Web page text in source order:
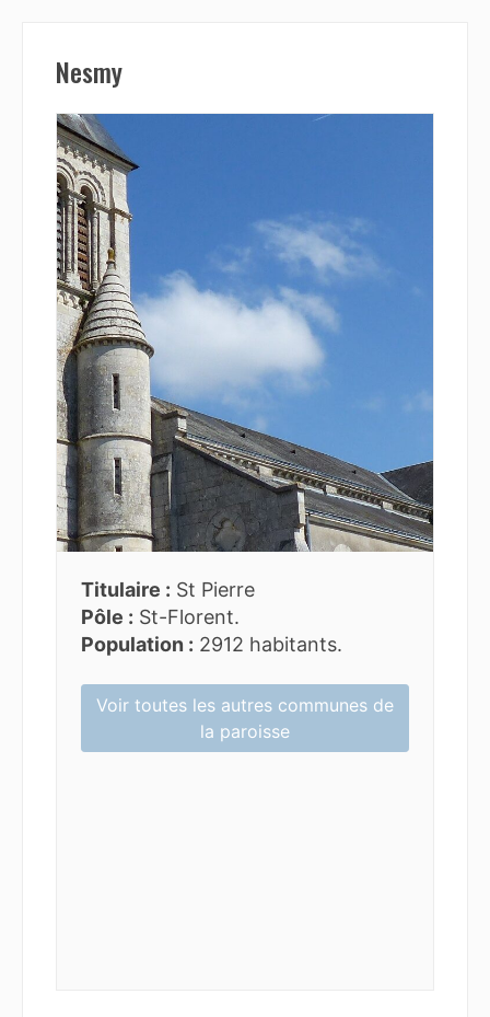
Nesmy
Titulaire : St Pierre
Pôle : St-Florent.
Population : 2912 habitants.
Voir toutes les autres communes de
la paroisse